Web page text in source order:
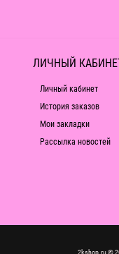
ЛИЧНЫЙ
Личный кабинет
История заказов
Мои закладки
Рассылка новостей
2kshop.ru ©